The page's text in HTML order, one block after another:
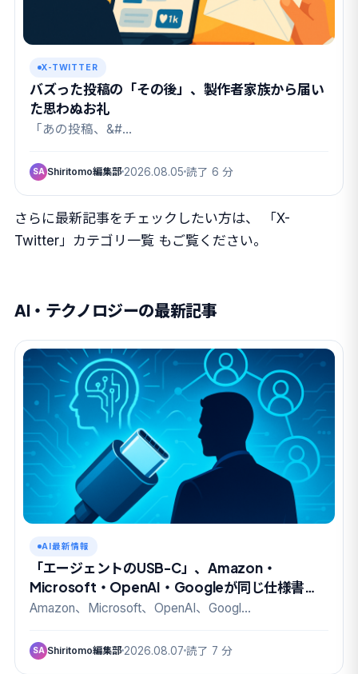
X-TWITTER
バズった投稿の「その後」、製作者家族から届い
た思わぬお礼
「あの投稿、&#…
SA Shiritomo編集部 2026.08.05 読了 6 分
さらに最新記事をチェックしたい方は、
「X-
Twitter」カテゴリ一覧 もご覧ください。
AI・テクノロジーの最新記事
AI最新情報
「エージェントのUSB-C」、Amazon・
Microsoft・OpenAI・Googleが同じ仕様書に
名を連ねた
Amazon、Microsoft、OpenAI、Googl…
SA Shiritomo編集部 2026.08.07 読了 7 分